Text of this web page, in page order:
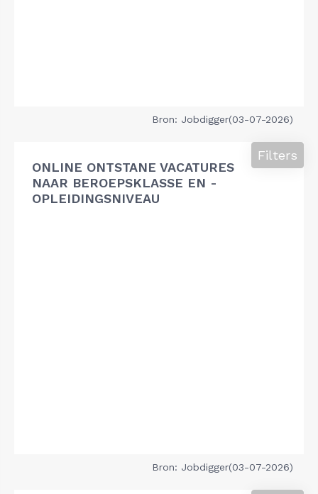
Bron: Jobdigger(03-07-2026)
ONLINE ONTSTANE VACATURES
NAAR BEROEPSKLASSE EN -
OPLEIDINGSNIVEAU
Filters
Bron: Jobdigger(03-07-2026)